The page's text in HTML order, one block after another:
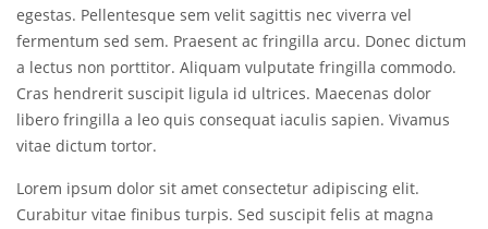
egestas. Pellentesque sem velit sagittis nec viverra vel
fermentum sed sem. Praesent ac fringilla arcu. Donec dictum
a lectus non porttitor. Aliquam vulputate fringilla commodo.
Cras hendrerit suscipit ligula id ultrices. Maecenas dolor
libero fringilla a leo quis consequat iaculis sapien. Vivamus
vitae dictum tortor.
Lorem ipsum dolor sit amet consectetur adipiscing elit.
Curabitur vitae finibus turpis. Sed suscipit felis at magna